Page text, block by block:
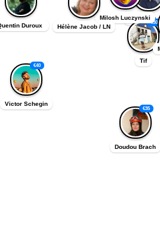
€35
Doudou Brach
Duroux
Andrea €30
Tif
Milosh Luczynski
€40
Victor Schegin
Hélène Jacob / LN